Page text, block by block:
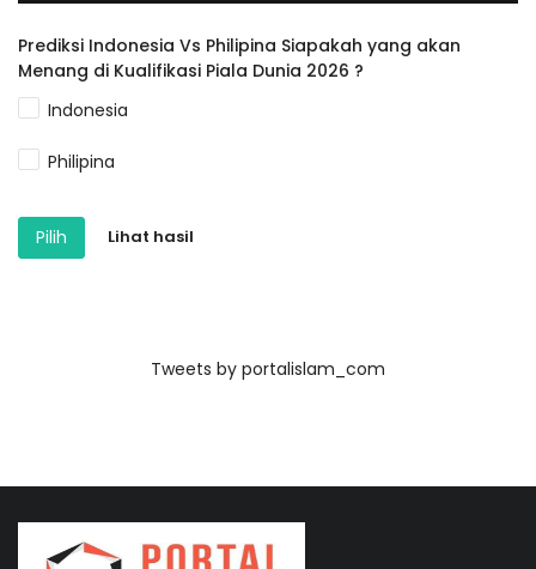
Prediksi Indonesia Vs Philipina Siapakah yang akan
Menang di Kualifikasi Piala Dunia 2026 ?
Indonesia
Philipina
Pilih Lihat hasil
Tweets by portalislam_com